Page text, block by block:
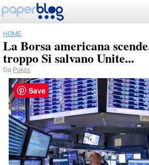
HOME
La Borsa americana
troppo Si salvano Unite...
Da Pukos
Save